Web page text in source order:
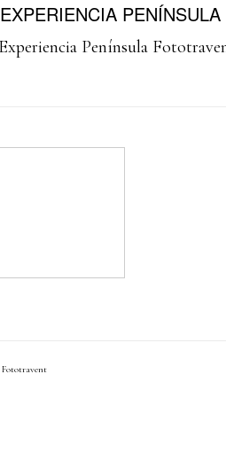
EXPERIENCIA PENÍNSULA
Fototravent